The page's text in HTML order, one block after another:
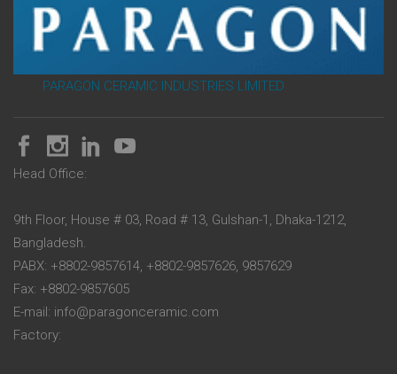
PARAGON CERAMIC INDUSTRIES LIMITED
Head Office:
9th Floor, House # 03, Road # 13, Gulshan-1, Dhaka-1212,
Bangladesh.
PABX: +8802-9857614, +8802-9857626, 9857629
Fax: +8802-9857605
E-mail: info@paragonceramic.com
Factory: